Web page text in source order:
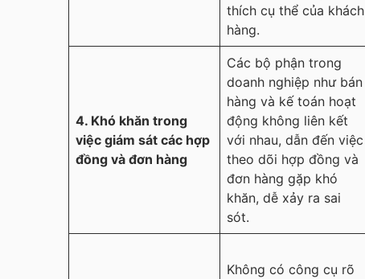
thích cụ thể của khách
hàng.
4. Khó khăn trong
việc giám sát các hợp
đồng và đơn hàng
Các bộ phận trong
doanh nghiệp như bán
hàng và kế toán hoạt
động không liên kết
với nhau, dẫn đến việc
theo dõi hợp đồng và
đơn hàng gặp khó
khăn, dễ xảy ra sai
sót.
Không có công cụ rõ